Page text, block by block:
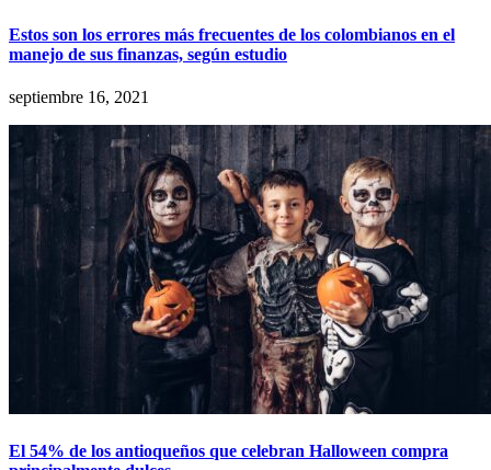
Estos son los errores más frecuentes de los colombianos en el
manejo de sus finanzas, según estudio
septiembre 16, 2021
El 54% de los antioqueños que celebran Halloween compra